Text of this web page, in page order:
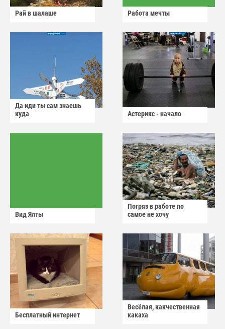
Рай в шалаше Работа мечты
Да иди ты сам знаешь
куда
Астерикс - начало
Вид Ялты
Погряз в работе по
самое не хочу
Бесплатный интернет
Весёлая, какчественная
какаха